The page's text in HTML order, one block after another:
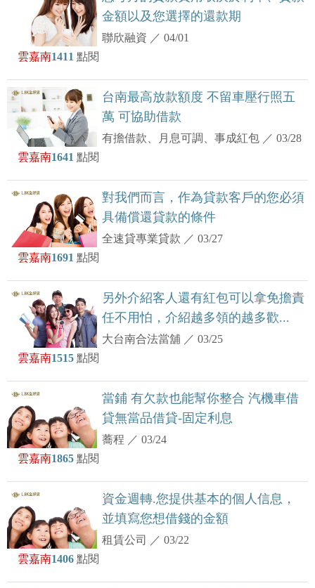
金額以及您選擇的還款期
聯欣融資 ／04/01
雲嘉南1411 點閱
台南最高放款額度 不留車壓行照五
萬 可協助借款
有擔借款、月息可調、事成紅包 ／03/28
雲嘉南1641 點閱
對我們而言，作為貸款客戶的您必須
具備償還貸款的條件
全速貸專業貸款 ／03/27
雲嘉南1691 點閱
另外介紹客人還有紅包可以拿免擔責
任不用怕，介紹越多領的越多歡...
大台南合法當舖 ／03/25
雲嘉南1515 點閱
當鋪 有欠款也能幫你整合 汽機車借
貸無當品借貸-固定利息
蕎程 ／03/24
雲嘉南1865 點閱
資金週轉.您提供基本的個人信息，
並填寫您想借錢的金額
租賃公司 ／03/22
雲嘉南1406 點閱